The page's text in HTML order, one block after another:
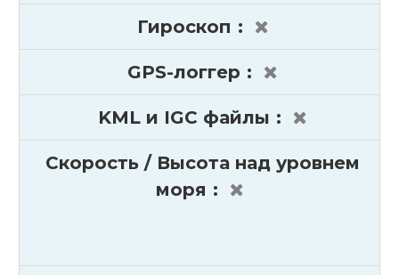
Гироскоп :
GPS-логгер :
KML и IGC файлы :
Скорость / Высота над уровнем
моря :